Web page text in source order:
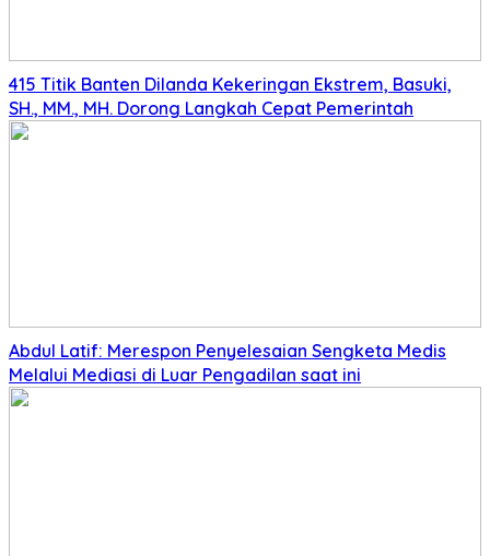
415 Titik Banten Dilanda Kekeringan Ekstrem, Basuki,
SH., MM., MH. Dorong Langkah Cepat Pemerintah
Abdul Latif: Merespon Penyelesaian Sengketa Medis
Melalui Mediasi di Luar Pengadilan saat ini